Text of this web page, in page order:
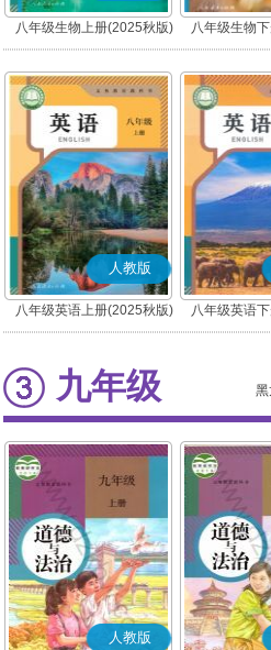
八年级生物上册(2025秋版) 八年级生物
人教版
八年级英语上册(2025秋版) 八年级英语
九年级
人教版